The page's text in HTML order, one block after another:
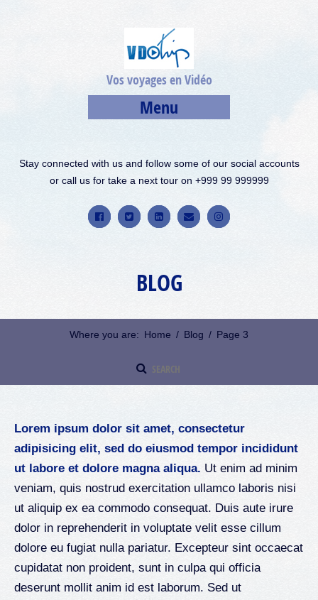
Vos voyages en Vidéo
Menu
Stay connected with us and follow some of our social accounts
or call us for take a next tour on +999 99 999999
BLOG
Where you are: Home / Blog / Page 3
Lorem ipsum dolor sit amet, consectetur
adipisicing elit, sed do eiusmod tempor incididunt
ut labore et dolore magna aliqua. Ut enim ad minim
veniam, quis nostrud exercitation ullamco laboris nisi
ut aliquip ex ea commodo consequat. Duis aute irure
dolor in reprehenderit in voluptate velit esse cillum
dolore eu fugiat nulla pariatur. Excepteur sint occaecat
cupidatat non proident, sunt in culpa qui officia
deserunt mollit anim id est laborum. Sed ut